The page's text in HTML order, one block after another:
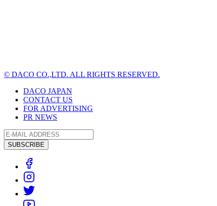
© DACO CO.,LTD. ALL RIGHTS RESERVED.
DACO JAPAN
CONTACT US
FOR ADVERTISING
PR NEWS